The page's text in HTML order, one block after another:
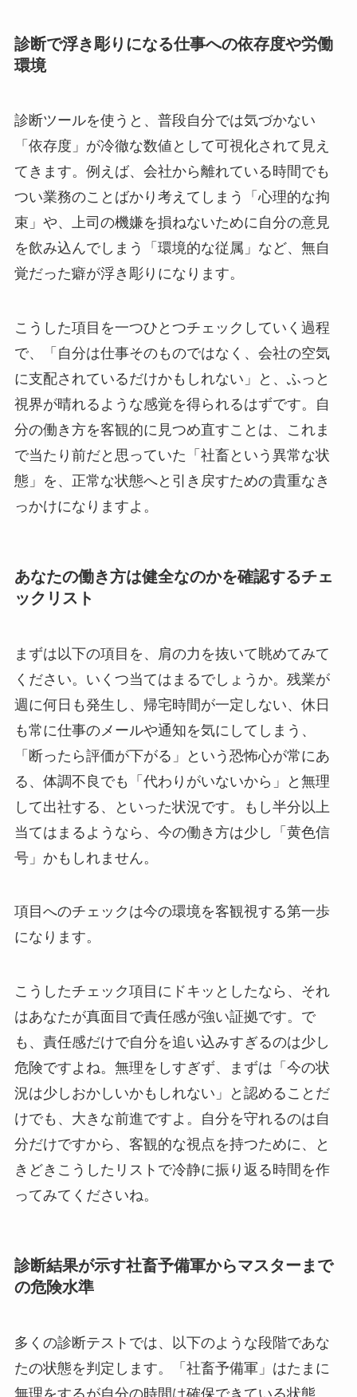
診断で浮き彫りになる仕事への依存度や労働
環境
診断ツールを使うと、普段自分では気づかない
「依存度」が冷徹な数値として可視化されて見え
てきます。例えば、会社から離れている時間でも
つい業務のことばかり考えてしまう「心理的な拘
束」や、上司の機嫌を損ねないために自分の意見
を飲み込んでしまう「環境的な従属」など、無自
覚だった癖が浮き彫りになります。
こうした項目を一つひとつチェックしていく過程
で、「自分は仕事そのものではなく、会社の空気
に支配されているだけかもしれない」と、ふっと
視界が晴れるような感覚を得られるはずです。自
分の働き方を客観的に見つめ直すことは、これま
で当たり前だと思っていた「社畜という異常な状
態」を、正常な状態へと引き戻すための貴重なき
っかけになりますよ。
あなたの働き方は健全なのかを確認するチェ
ックリスト
まずは以下の項目を、肩の力を抜いて眺めてみて
ください。いくつ当てはまるでしょうか。残業が
週に何日も発生し、帰宅時間が一定しない、休日
も常に仕事のメールや通知を気にしてしまう、
「断ったら評価が下がる」という恐怖心が常にあ
る、体調不良でも「代わりがいないから」と無理
して出社する、といった状況です。もし半分以上
当てはまるようなら、今の働き方は少し「黄色信
号」かもしれません。
項目へのチェックは今の環境を客観視する第一歩
になります。
こうしたチェック項目にドキッとしたなら、それ
はあなたが真面目で責任感が強い証拠です。で
も、責任感だけで自分を追い込みすぎるのは少し
危険ですよね。無理をしすぎず、まずは「今の状
況は少しおかしいかもしれない」と認めることだ
けでも、大きな前進ですよ。自分を守れるのは自
分だけですから、客観的な視点を持つために、と
きどきこうしたリストで冷静に振り返る時間を作
ってみてくださいね。
診断結果が示す社畜予備軍からマスターまで
の危険水準
多くの診断テストでは、以下のような段階であな
たの状態を判定します。「社畜予備軍」はたまに
無理をするが自分の時間は確保できている状態、